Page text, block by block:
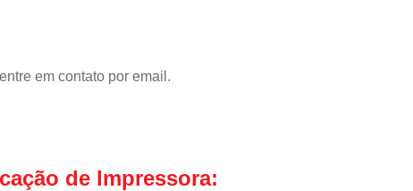
em contato por email.
de Impressora: